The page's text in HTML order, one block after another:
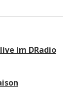
im DRadio